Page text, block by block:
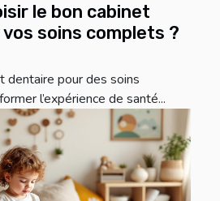
le bon cabinet
soins complets ?
dentaire pour des soins
l’expérience de santé...